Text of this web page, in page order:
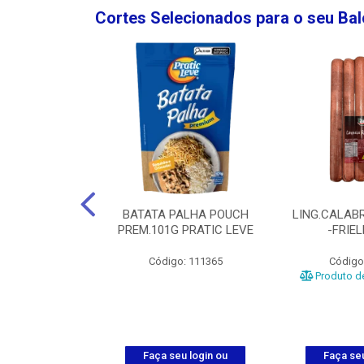
Cortes Selecionados para o seu
BATATA PALHA POUCH
PREM.101G PRATIC LEVE
Código: 111365
Faça seu login ou
-
Produto
Faça